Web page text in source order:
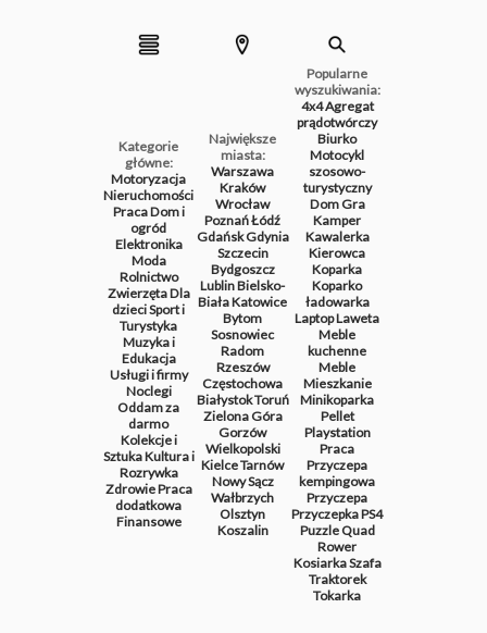
Kategorie
główne:
Motoryzacja
Nieruchomości
PracaDom i
ogród
Elektronika
Moda
Rolnictwo
ZwierzętaDla
dzieciSport i
Turystyka
Muzyka i
Edukacja
Usługi i firmy
Noclegi
Oddam za
darmo
Kolekcje i
SztukaKultura i
Rozrywka
ZdrowiePraca
dodatkowa
Finansowe
Największe
miasta:
Warszawa
Kraków
Wrocław
PoznańŁódź
GdańskGdynia
Szczecin
Bydgoszcz
LublinBielsko-
BiałaKatowice
Bytom
Sosnowiec
Radom
Rzeszów
Częstochowa
BiałystokToruń
Zielona Góra
Gorzów
Wielkopolski
KielceTarnów
Nowy Sącz
Wałbrzych
Olsztyn
Koszalin
Popularne
wyszukiwania:
4x4Agregat
prądotwórczy
Biurko
Motocykl
szosowo-
turystyczny
DomGra
Kamper
Kawalerka
Kierowca
Koparka
Koparko
ładowarka
LaptopLaweta
Meble
kuchenne
Meble
Mieszkanie
Minikoparka
Pellet
Playstation
Praca
Przyczepa
kempingowa
Przyczepa
PrzyczepkaPS4
PuzzleQuad
Rower
KosiarkaSzafa
Traktorek
Tokarka